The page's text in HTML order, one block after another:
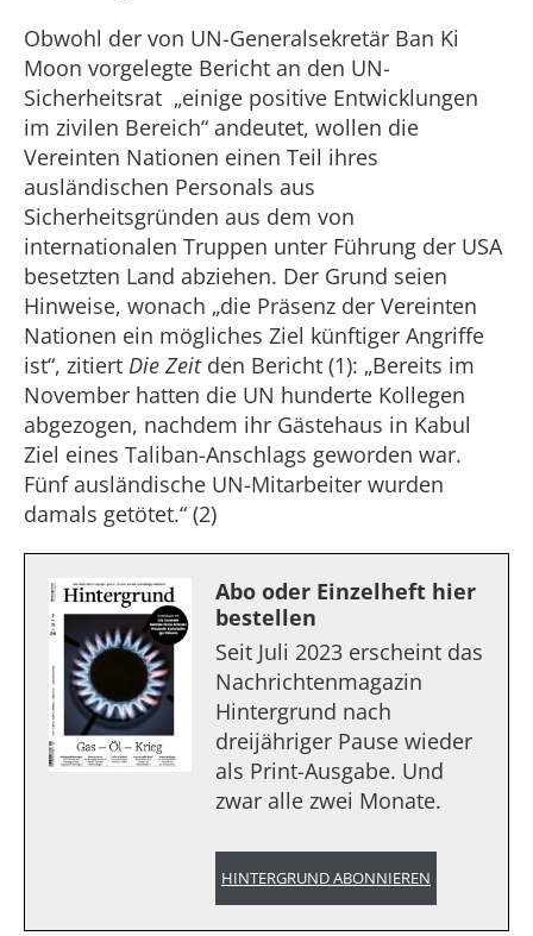
Obwohl der von UN-Generalsekretär Ban Ki
Moon vorgelegte Bericht an den UN-
Sicherheitsrat „einige positive Entwicklungen
im zivilen Bereich“ andeutet, wollen die
Vereinten Nationen einen Teil ihres
ausländischen Personals aus
Sicherheitsgründen aus dem von
internationalen Truppen unter Führung der USA
besetzten Land abziehen. Der Grund seien
Hinweise, wonach „die Präsenz der Vereinten
Nationen ein mögliches Ziel künftiger Angriffe
ist“, zitiert Die Zeit den Bericht (1): „Bereits im
November hatten die UN hunderte Kollegen
abgezogen, nachdem ihr Gästehaus in Kabul
Ziel eines Taliban-Anschlags geworden war.
Fünf ausländische UN-Mitarbeiter wurden
damals getötet.“ (2)
Abo oder Einzelheft hier
bestellen
Seit Juli 2023 erscheint das
Nachrichtenmagazin
Hintergrund nach
dreijähriger Pause wieder
als Print-Ausgabe. Und
zwar alle zwei Monate.
HINTERGRUND ABONNIEREN